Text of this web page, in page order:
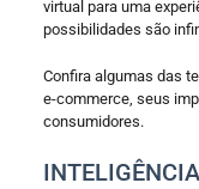
virtual para uma
possibilidades são
Confira algumas das
e-commerce, seus
consumidores.